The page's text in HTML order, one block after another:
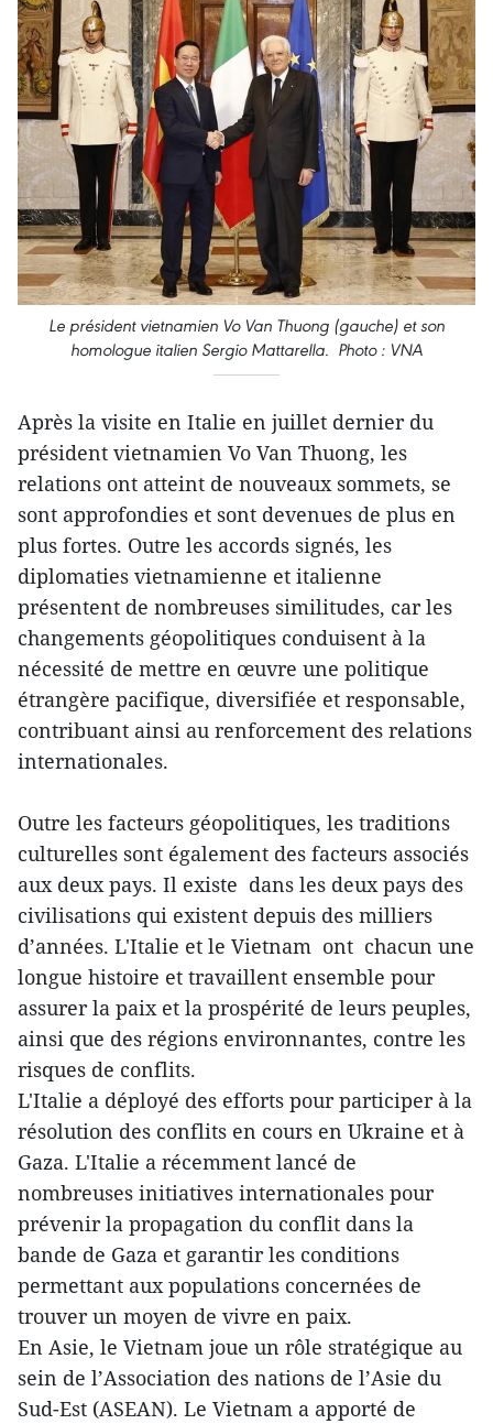
Le président vietnamien Vo Van Thuong (gauche) et son
homologue italien Sergio Mattarella. Photo : VNA
Après la visite en Italie en juillet dernier du
président vietnamien Vo Van Thuong, les
relations ont atteint de nouveaux sommets, se
sont approfondies et sont devenues de plus en
plus fortes. Outre les accords signés, les
diplomaties vietnamienne et italienne
présentent de nombreuses similitudes, car les
changements géopolitiques conduisent à la
nécessité de mettre en œuvre une politique
étrangère pacifique, diversifiée et responsable,
contribuant ainsi au renforcement des relations
internationales.
Outre les facteurs géopolitiques, les traditions
culturelles sont également des facteurs associés
aux deux pays. Il existe dans les deux pays des
civilisations qui existent depuis des milliers
d’années. L'Italie et le Vietnam ont chacun une
longue histoire et travaillent ensemble pour
assurer la paix et la prospérité de leurs peuples,
ainsi que des régions environnantes, contre les
risques de conflits.
L'Italie a déployé des efforts pour participer à la
résolution des conflits en cours en Ukraine et à
Gaza. L'Italie a récemment lancé de
nombreuses initiatives internationales pour
prévenir la propagation du conflit dans la
bande de Gaza et garantir les conditions
permettant aux populations concernées de
trouver un moyen de vivre en paix.
En Asie, le Vietnam joue un rôle stratégique au
sein de l’Association des nations de l’Asie du
Sud-Est (ASEAN). Le Vietnam a apporté de